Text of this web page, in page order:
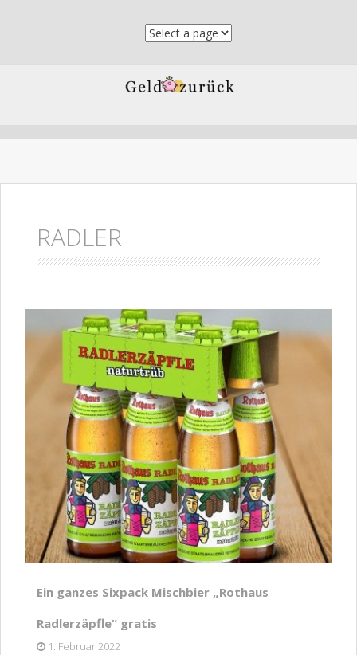
RADLER
Ein ganzes Sixpack Mischbier „Rothaus
Radlerzäpfle“ gratis
1. Februar 2022